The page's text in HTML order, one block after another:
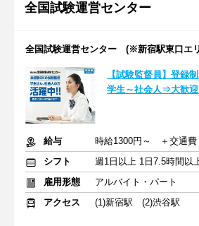
全国試験運営センター
全国試験運営センター (※新宿駅東口エ
【試験監督員】登録
学生～社会人⇒大歓
給与
シフト
雇用形態
アルバイト・パート
アクセス
(1)新宿駅 (2)渋谷駅